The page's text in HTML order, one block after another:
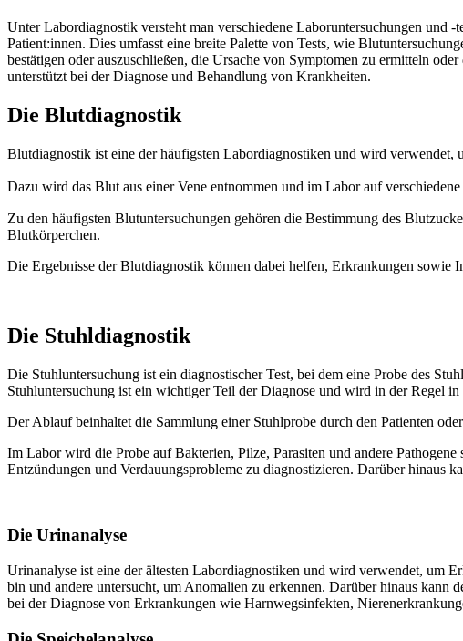
Unter Labor­dia­gnos­tik ver­steht man ver­schie­de­ne Labor­un­ter­su­chun­gen und
Patient:innen. Dies umfasst eine brei­te Palet­te von Tests, wie
bestä­ti­gen oder aus­zu­schlie­ßen, die Ursa­che von Sym­pto­men zu ermit­teln
unterstützt bei der Dia­gno­se und Behand­lung von Krankheiten.
Die Blut­dia­gnos­tik
Blut­dia­gnos­tik ist eine der häu­figs­ten Labor­dia­gnos­ti­ken und wird
Dazu wird das Blut aus einer Vene ent­nom­men und im Labor auf ver­schie­de­ne
Zu den häu­figs­ten Blut­un­ter­su­chun­gen gehö­ren die Bestim­mung des
Blutkörperchen.
Die Ergeb­nis­se der Blut­dia­gnos­tik kön­nen dabei hel­fen, Erkran­kun­gen
Die Stuhl­dia­gnos­tik
Die Stuhl­un­ter­su­chung ist ein dia­gnos­ti­scher Test, bei dem eine Pro­be des
Stuhl­un­ter­su­chung ist ein wich­ti­ger Teil der Dia­gno­se und wird in der Regel
Der Ablauf beinhal­tet die Samm­lung einer Stuhl­pro­be durch den Pati­en­ten
Im Labor wird die Pro­be auf Bak­te­ri­en, Pil­ze, Para­si­ten und ande­re
Entzündungen und Ver­dau­ungs­pro­ble­me zu dia­gnos­ti­zie­ren. Darüber hin­aus
Die Uri­n­ana­ly­se
Uri­n­ana­ly­se ist eine der ältes­ten Labor­dia­gnos­ti­ken und wird ver­wen­det, um
bin und ande­re unter­sucht, um Anoma­lien zu erken­nen. Darüber hin­aus kann
bei der Dia­gno­se von Erkran­kun­gen wie Harn­wegs­in­fek­ten,